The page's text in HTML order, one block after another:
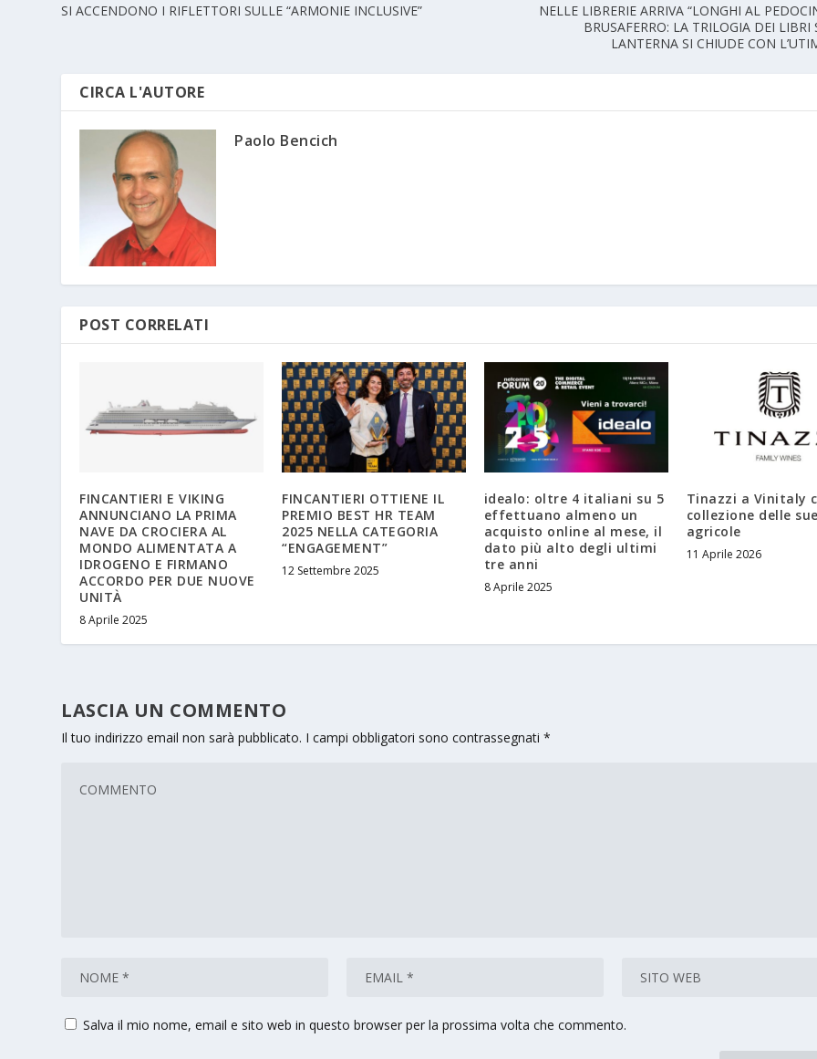
SI ACCENDONO I RIFLETTORI SULLE “ARMONIE INCLUSIVE”
NELLE LIBRERIE ARRIVA “LONGHI AL
BRUSAFERRO: LA TRILOGIA DEI LIBRI
LANTERNA SI CHIUDE CON
CIRCA L'AUTORE
Paolo Bencich
POST CORRELATI
FINCANTIERI E VIKING
ANNUNCIANO LA PRIMA
NAVE DA CROCIERA AL
MONDO ALIMENTATA A
IDROGENO E FIRMANO
ACCORDO PER DUE NUOVE
UNITÀ
8 Aprile 2025
FINCANTIERI OTTIENE IL
PREMIO BEST HR TEAM
2025 NELLA CATEGORIA
“ENGAGEMENT”
12 Settembre 2025
idealo: oltre 4 italiani su 5
effettuano almeno un
acquisto online al mese, il
dato più alto degli ultimi
tre anni
8 Aprile 2025
Tinazzi a Vinitaly
collezione delle
agricole
11 Aprile 2026
LASCIA UN COMMENTO
Il tuo indirizzo email non sarà pubblicato. I campi obbligatori sono contrassegnati*
Salva il mio nome, email e sito web in questo browser per la prossima volta che commento.